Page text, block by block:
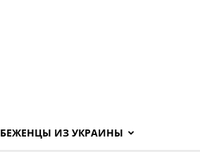
БЕЖЕНЦЫ ИЗ УКРАИНЫ